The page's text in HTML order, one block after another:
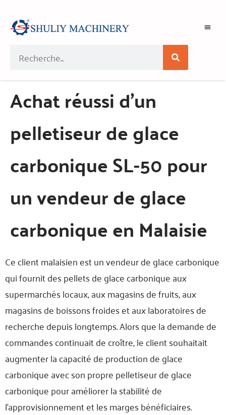
Achat réussi d'un
pelletiseur de glace
carbonique SL-50 pour
un vendeur de glace
carbonique en Malaisie
Ce client malaisien est un vendeur de glace carbonique
qui fournit des pellets de glace carbonique aux
supermarchés locaux, aux magasins de fruits, aux
magasins de boissons froides et aux laboratoires de
recherche depuis longtemps. Alors que la demande de
commandes continuait de croître, le client souhaitait
augmenter la capacité de production de glace
carbonique avec son propre pelletiseur de glace
carbonique pour améliorer la stabilité de
l'approvisionnement et les marges bénéficiaires.